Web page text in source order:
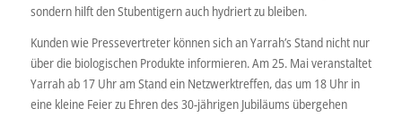
sondern hilft den Stubentigern auch hydriert zu bleiben.
Kunden wie Pressevertreter können sich an Yarrah’s Stand nicht nur
über die biologischen Produkte informieren. Am 25. Mai veranstaltet
Yarrah ab 17 Uhr am Stand ein Netzwerktreffen, das um 18 Uhr in
eine kleine Feier zu Ehren des 30-jährigen Jubiläums übergehen